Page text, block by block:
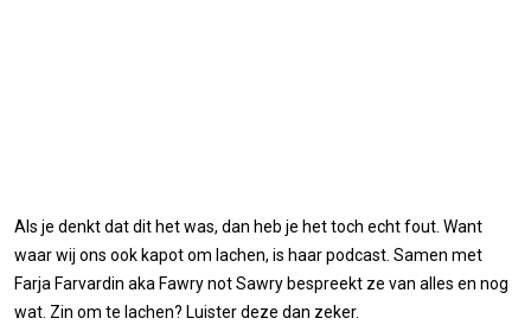
Als je denkt dat dit het was, dan heb je het toch echt fout. Want
waar wij ons ook kapot om lachen, is haar podcast. Samen met
Farja Farvardin aka Fawry not Sawry bespreekt ze van alles en nog
wat. Zin om te lachen? Luister deze dan zeker.